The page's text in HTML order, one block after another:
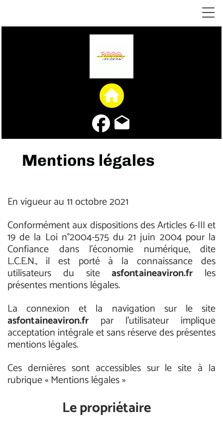
home
drafts
Mentions légales
En vigueur au 11 octobre 2021
Conformément aux dispositions des Articles 6-III et
19 de la Loi n°2004-575 du 21 juin 2004 pour la
Confiance dans l’économie numérique, dite
L.C.E.N., il est porté à la connaissance des
utilisateurs du site asfontaineaviron.fr les
présentes mentions légales.
La connexion et la navigation sur le site
asfontaineaviron.fr par l’utilisateur implique
acceptation intégrale et sans réserve des présentes
mentions légales.
Ces dernières sont accessibles sur le site à la
rubrique « Mentions légales »
Le propriétaire